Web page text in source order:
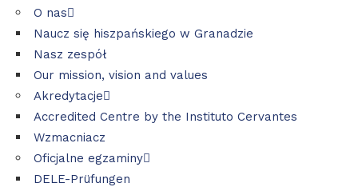
O nas
Naucz się hiszpańskiego w Granadzie
Nasz zespół
Our mission, vision and values
Akredytacje
Accredited Centre by the Instituto Cervantes
Wzmacniacz
Oficjalne egzaminy
DELE-Prüfungen